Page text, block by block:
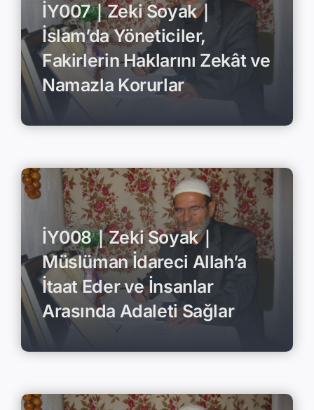
İY007｜Zeki Soyak｜
İslam’da Yöneticiler,
Fakirlerin Haklarını Zekât ve
Namazla Korurlar
İY008｜Zeki Soyak｜
Müslüman İdareci Allah’a
İtaat Eder ve İnsanlar
Arasında Adaleti Sağlar